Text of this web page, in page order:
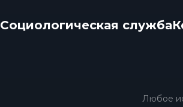
Социологическая служба
Любое